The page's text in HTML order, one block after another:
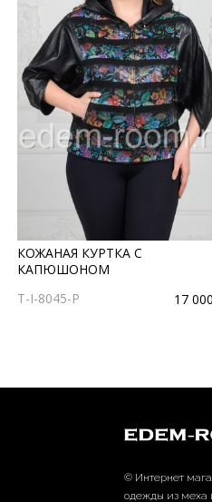
КОЖАНАЯ КУРТКА С
КАПЮШОНОМ
T-I-8045-P
17
© Интернет
одежды из меха